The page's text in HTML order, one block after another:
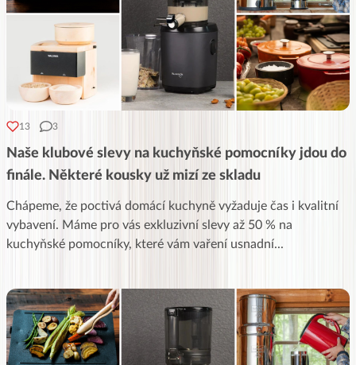
13 3
Naše klubové slevy na kuchyňské pomocníky jdou do
finále. Některé kousky už mizí ze skladu
Chápeme, že poctivá domácí kuchyně vyžaduje čas i kvalitní
vybavení. Máme pro vás exkluzivní slevy až 50 % na
kuchyňské pomocníky, které vám vaření usnadní...